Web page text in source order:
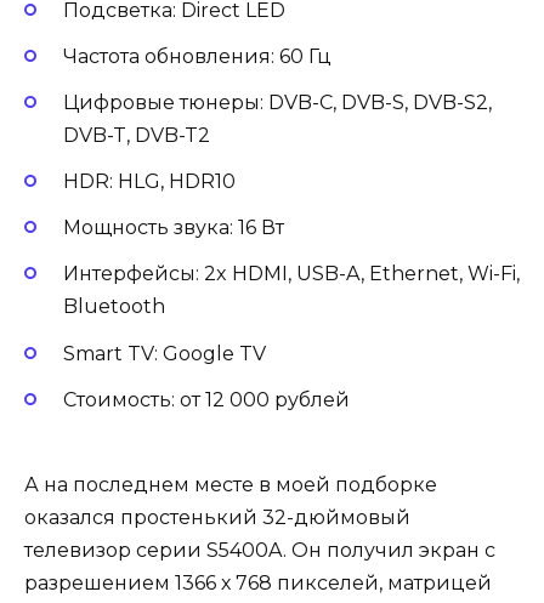
Подсветка: Direct LED
Частота обновления: 60 Гц
Цифровые тюнеры: DVB-C, DVB-S, DVB-S2,
DVB-T, DVB-T2
HDR: HLG, HDR10
Мощность звука: 16 Вт
Интерфейсы: 2x HDMI, USB-A, Ethernet, Wi-Fi,
Bluetooth
Smart TV: Google TV
Стоимость: от 12 000 рублей
А на последнем месте в моей подборке
оказался простенький 32-дюймовый
телевизор серии S5400A. Он получил экран с
разрешением 1366 х 768 пикселей, матрицей